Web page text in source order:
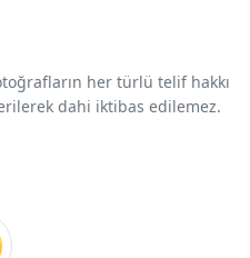
her türlü telif hakkı
dahi iktibas edilemez.